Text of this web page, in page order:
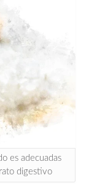
es adecuadas
digestivo